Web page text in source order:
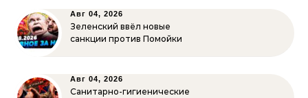
Авг 04, 2026
Зеленский ввёл новые
санкции против Помойки
Авг 04, 2026
Санитарно-гигиенические